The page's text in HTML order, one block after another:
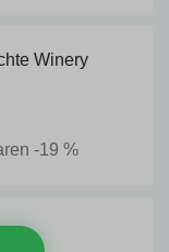
Winery
-19 %